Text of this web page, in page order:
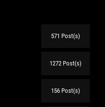
571 Post(s)
1272 Post(s)
156 Post(s)